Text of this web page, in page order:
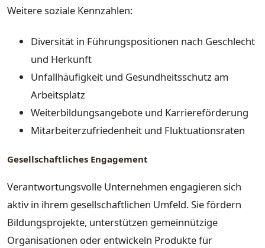
Weitere soziale Kennzahlen:
Diversität in Führungspositionen nach Geschlecht
und Herkunft
Unfallhäufigkeit und Gesundheitsschutz am
Arbeitsplatz
Weiterbildungsangebote und Karriereförderung
Mitarbeiterzufriedenheit und Fluktuationsraten
Gesellschaftliches Engagement
Verantwortungsvolle Unternehmen engagieren sich
aktiv in ihrem gesellschaftlichen Umfeld. Sie fördern
Bildungsprojekte, unterstützen gemeinnützige
Organisationen oder entwickeln Produkte für